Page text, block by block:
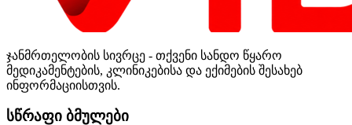
ჯანმრთელობის სივრცე - თქვენი სანდო წყარო
მედიკამენტების, კლინიკებისა და ექიმების შესახებ
ინფორმაციისთვის.
სწრაფი ბმულები